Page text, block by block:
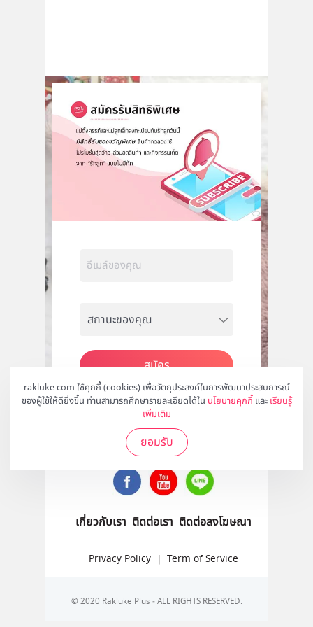
rakluke.com ใช้คุกกี้ (cookies) เพื่อวัตถุประสงค์ในการพัฒนาประสบการณ์
ของผู้ใช้ให้ดียิ่งขึ้น ท่านสามารถศึกษารายละเอียดได้ใน นโยบายคุกกี้ และ เรียนรู้
เพิ่มเติม
ยอมรับ
สมัคร
ติดตามเราได้ที่
เกี่ยวกับเรา ติดต่อเรา ติดต่อลงโฆษณา
Privacy Policy | Term of Service
© 2020 Rakluke Plus - ALL RIGHTS RESERVED.